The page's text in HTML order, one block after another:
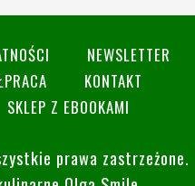
NEWSLETTER
KONTAKT
SKLEP Z EBOOKAMI
prawa zastrzeżone.